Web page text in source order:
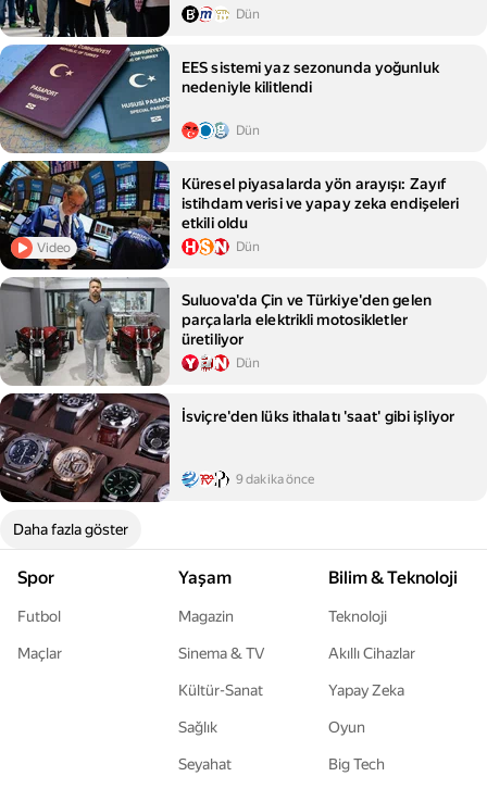
Dün
EES sistemi yaz sezonunda yoğunluk
nedeniyle kilitlendi
Dün
Video
Küresel piyasalarda yön arayışı: Zayıf
istihdam verisi ve yapay zeka endişeleri
etkili oldu
Dün
Suluova'da Çin ve Türkiye'den gelen
parçalarla elektrikli motosikletler
üretiliyor
Dün
İsviçre'den lüks ithalatı 'saat' gibi işliyor
9 dakika önce
Daha fazla göster
Spor
Futbol
Maçlar
Yaşam
Magazin
Sinema & TV
Kültür-Sanat
Sağlık
Seyahat
Bilim & Teknoloji
Teknoloji
Akıllı Cihazlar
Yapay Zeka
Oyun
Big Tech